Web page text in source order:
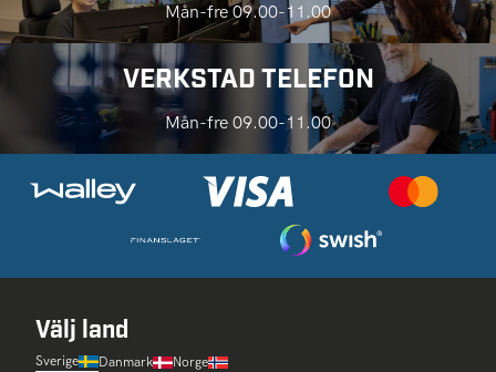
Mån-fre 09.00-11.00
VERKSTAD TELEFON
Mån-fre 09.00-11.00
Välj land
Sverige Danmark Norge